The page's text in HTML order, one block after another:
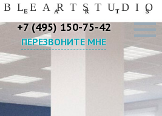
B L E A R T S T U D I O
+7 (495) 150-75-42
ПЕРЕЗВОНИТЕ МНЕ